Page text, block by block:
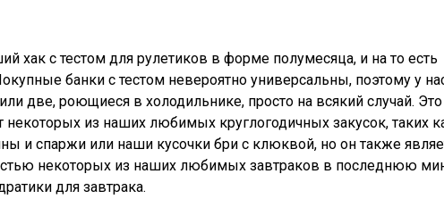
хак с тестом для рулетиков в форме полумесяца, и на то есть
банки с тестом невероятно универсальны, поэтому у
две, роющиеся в холодильнике, просто на всякий случай. Это
некоторых из наших любимых круглогодичных закусок, таких
и спаржи или наши кусочки бри с клюквой, но он также
некоторых из наших любимых завтраков в последнюю
для завтрака.